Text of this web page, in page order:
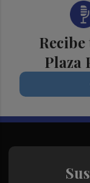
Plaza